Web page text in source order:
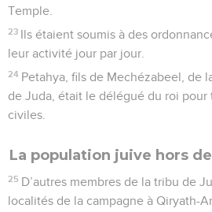
Temple.
23 Ils étaient soumis à des
leur activité jour par jour.
24 Petahya, fils de Mechézabeel, de
de Juda, était le délégué du roi pour
civiles.
La population juive hors
25 D’autres membres de la tribu de
localités de la campagne à Qiryath-